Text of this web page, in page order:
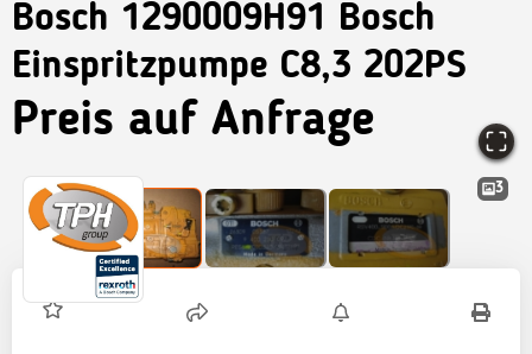
Bosch 1290009H91 Bosch
Einspritzpumpe C8,3 202PS
Preis auf Anfrage
3